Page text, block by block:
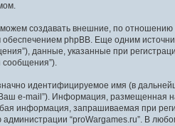
создавать внешние, по
phpBB. Еще одним
данные, указанные при
сообщения”).
идентифицируемое имя (в
e-mail”). Информация, размещенная
информация, запрашиваемая при
“proWargames.ru”. В